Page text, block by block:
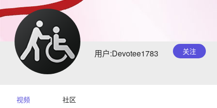
用户:Devotee1783 关注
视频 社区